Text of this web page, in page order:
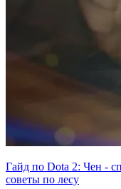
Гайд по Dota 2: Чен -
советы по лесу